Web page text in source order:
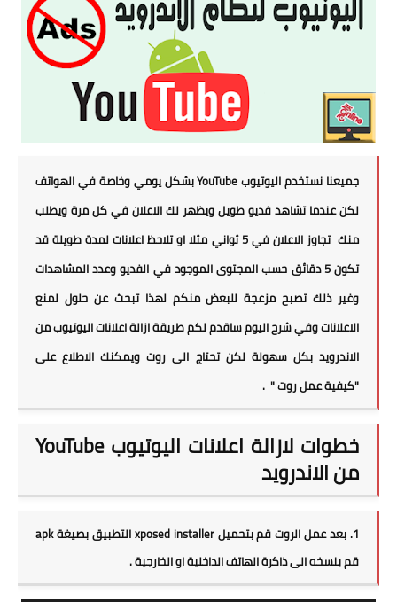
جميعنا نستخدم اليوتيوب YouTube بشكل يومي وخاصة في الهواتف
لكن عندما تشاهد فديو طويل ويظهر لك الاعلان في كل مرة ويطلب
منك تجاوز الاعلان في 5 ثواني مثلا او تلاحظ اعلانات لمدة طويلة قد
تكون 5 دقائق حسب المجتوى الموجود في الفديو وعدد المشاهدات
وغير ذلك تصبح مزعجة للبعض منكم لهذا تبحث عن حلول لمنع
الاعلانات وفي شرح اليوم ساقدم لكم طريقة ازالة اعلانات اليوتيوب من
الاندرويد بكل سهولة لكن تحتاج الى روت ويمكنك الاطلاع على
"كيفية عمل روت " .
خطوات لازالة اعلانات اليوتيوب YouTube
من الاندرويد
1. بعد عمل الروت قم بتحميل xposed installer
التطبيق بصيغة apk
قم بنسخه الى ذاكرة الهاتف الداخلية او الخارجية .